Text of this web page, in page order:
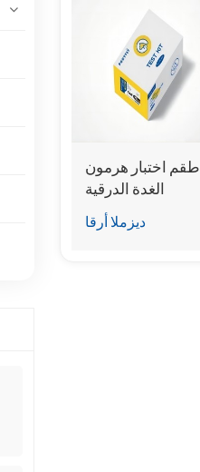
طقم اختبار هرمون
الغدة الدرقية
/ قدم 4)
ديزملا أرقا